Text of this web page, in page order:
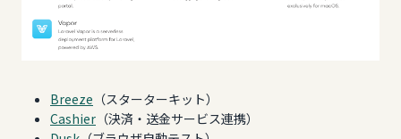
Breeze （スターターキット）
Cashier （決済・送金サービス連携）